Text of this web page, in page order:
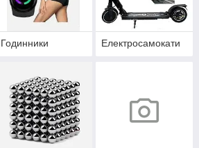
Годинники Електросамокати